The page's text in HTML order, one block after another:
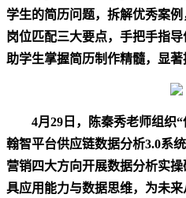
学生的简历问题，拆解优秀案例
岗位匹配三大要点，手把手指
助学生掌握简历制作精髓，显著
4月 29 日，陈秦秀老师组织“
翰智平台供应链数据分析3.0系
营销四大方向开展数据分析实
具应用能力与数据思维，为未